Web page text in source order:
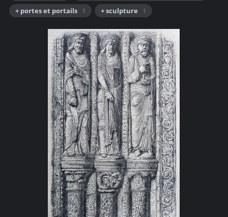
+ portes et portails 1 + sculpture 1